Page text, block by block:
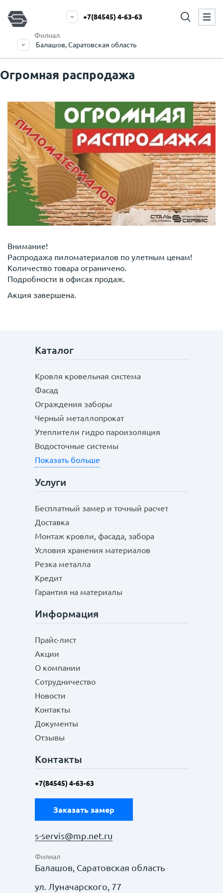
Филиал
Балашов, Саратовская область
+7(84545) 4-63-63
Огромная распродажа
Внимание!
Распродажа пиломатериалов по улетным ценам!
Количество товара ограничено.
Подробности в офисах продаж.
Акция завершена.
Каталог
Кровля кровельная система
Фасад
Ограждения заборы
Черный металлопрокат
Утеплители гидро пароизоляция
Водосточные системы
Показать больше
Услуги
Бесплатный замер и точный расчет
Доставка
Монтаж кровли, фасада, забора
Условия хранения материалов
Резка металла
Кредит
Гарантия на материалы
Информация
Прайс-лист
Акции
О компании
Сотрудничество
Новости
Контакты
Документы
Отзывы
Контакты
+7(84545) 4-63-63
Заказать замер
s-servis@mp.net.ru
Филиал
Балашов, Саратовская область
ул. Луначарского, 77